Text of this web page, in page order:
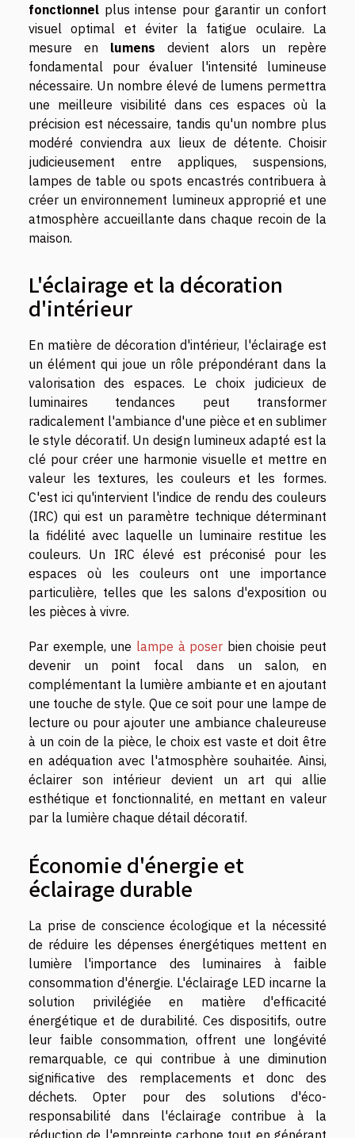
fonctionnel plus intense pour garantir un confort
visuel optimal et éviter la fatigue oculaire. La
mesure en lumens devient alors un repère
fondamental pour évaluer l'intensité lumineuse
nécessaire. Un nombre élevé de lumens permettra
une meilleure visibilité dans ces espaces où la
précision est nécessaire, tandis qu'un nombre plus
modéré conviendra aux lieux de détente. Choisir
judicieusement entre appliques, suspensions,
lampes de table ou spots encastrés contribuera à
créer un environnement lumineux approprié et une
atmosphère accueillante dans chaque recoin de la
maison.
L'éclairage et la décoration
d'intérieur
En matière de décoration d'intérieur, l'éclairage est
un élément qui joue un rôle prépondérant dans la
valorisation des espaces. Le choix judicieux de
luminaires tendances peut transformer
radicalement l'ambiance d'une pièce et en sublimer
le style décoratif. Un design lumineux adapté est la
clé pour créer une harmonie visuelle et mettre en
valeur les textures, les couleurs et les formes.
C'est ici qu'intervient l'indice de rendu des couleurs
(IRC) qui est un paramètre technique déterminant
la fidélité avec laquelle un luminaire restitue les
couleurs. Un IRC élevé est préconisé pour les
espaces où les couleurs ont une importance
particulière, telles que les salons d'exposition ou
les pièces à vivre.
Par exemple, une lampe à poser bien choisie peut
devenir un point focal dans un salon, en
complémentant la lumière ambiante et en ajoutant
une touche de style. Que ce soit pour une lampe de
lecture ou pour ajouter une ambiance chaleureuse
à un coin de la pièce, le choix est vaste et doit être
en adéquation avec l'atmosphère souhaitée. Ainsi,
éclairer son intérieur devient un art qui allie
esthétique et fonctionnalité, en mettant en valeur
par la lumière chaque détail décoratif.
Économie d'énergie et
éclairage durable
La prise de conscience écologique et la nécessité
de réduire les dépenses énergétiques mettent en
lumière l'importance des luminaires à faible
consommation d'énergie. L'éclairage LED incarne la
solution privilégiée en matière d'efficacité
énergétique et de durabilité. Ces dispositifs, outre
leur faible consommation, offrent une longévité
remarquable, ce qui contribue à une diminution
significative des remplacements et donc des
déchets. Opter pour des solutions d'éco-
responsabilité dans l'éclairage contribue à la
réduction de l'empreinte carbone tout en générant